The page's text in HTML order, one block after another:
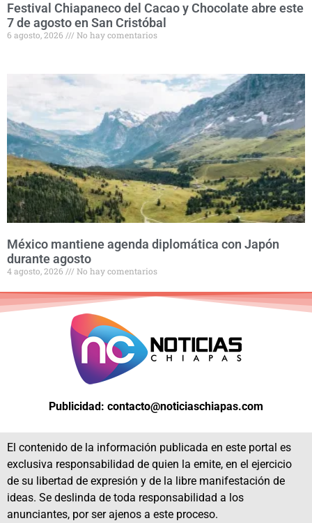
Festival Chiapaneco del Cacao y Chocolate abre este
7 de agosto en San Cristóbal
6 agosto, 2026 No hay comentarios
México mantiene agenda diplomática con Japón
durante agosto
4 agosto, 2026 No hay comentarios
Publicidad: contacto@noticiaschiapas.com
El contenido de la información publicada en este portal es
exclusiva responsabilidad de quien la emite, en el ejercicio
de su libertad de expresión y de la libre manifestación de
ideas. Se deslinda de toda responsabilidad a los
anunciantes, por ser ajenos a este proceso.